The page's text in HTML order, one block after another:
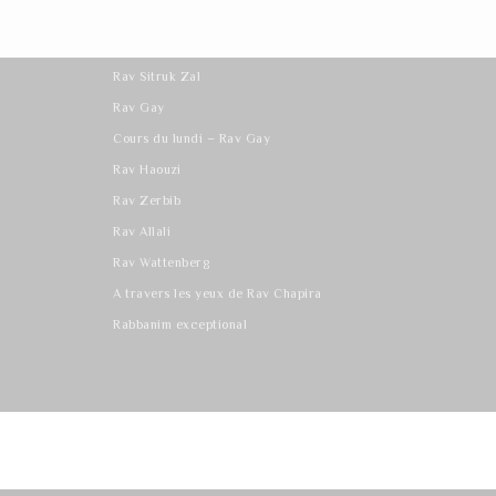
Rav Sitruk Zal
Rav Gay
Cours du lundi – Rav Gay
Rav Haouzi
Rav Zerbib
Rav Allali
Rav Wattenberg
A travers les yeux de Rav Chapira
Rabbanim exceptional